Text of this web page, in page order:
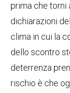
prima che torni
dichiarazioni
clima in cui la
dello scontro
deterrenza
rischio è che